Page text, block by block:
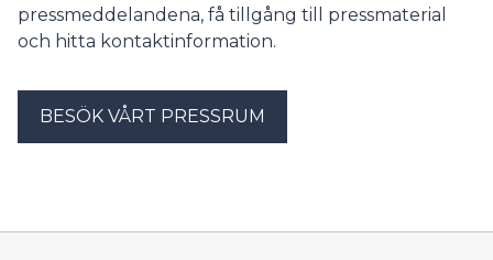
pressmeddelandena, få tillgång till pressmaterial
och hitta kontaktinformation.
BESÖK VÅRT PRESSRUM